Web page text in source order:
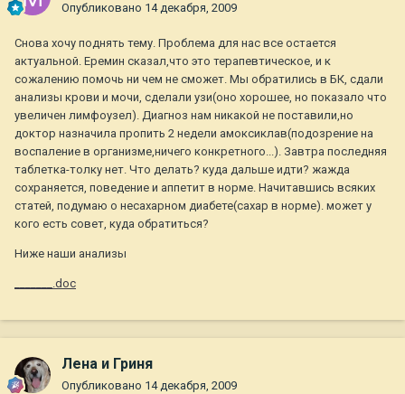
Опубликовано 14 декабря, 2009
Снова хочу поднять тему. Проблема для нас все остается
актуальной. Еремин сказал,что это терапевтическое, и к
сожалению помочь ни чем не сможет. Мы обратились в БК, сдали
анализы крови и мочи, сделали узи(оно хорошее, но показало что
увеличен лимфоузел). Диагноз нам никакой не поставили,но
доктор назначила пропить 2 недели амоксиклав(подозрение на
воспаление в организме,ничего конкретного...). Завтра последняя
таблетка-толку нет. Что делать? куда дальше идти? жажда
сохраняется, поведение и аппетит в норме. Начитавшись всяких
статей, подумаю о несахарном диабете(сахар в норме). может у
кого есть совет, куда обратиться?
Ниже наши анализы
_______.doc
Лена и Гриня
Опубликовано 14 декабря, 2009